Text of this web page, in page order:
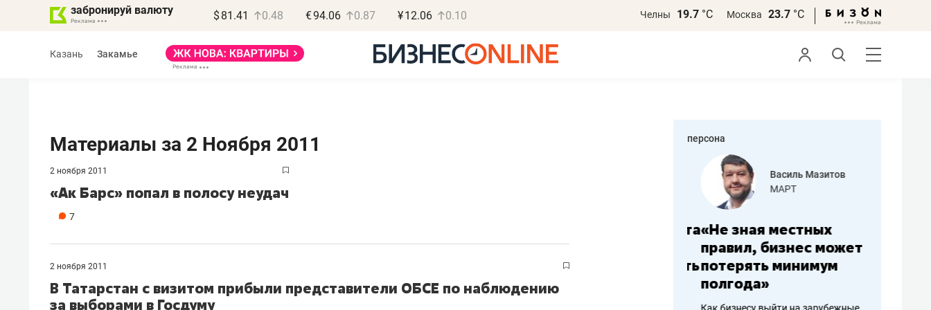
забронируй валюту $ 81.41 0.48 €94.06 0.87 ¥12.06 0.10 Челны 19.7 °С Москва 23.7 °С
Казань Закамье
Материалы за 2 Ноября 2011
2 ноября 2011
«Ак Барс» попал в полосу неудач
7
2 ноября 2011
В Татарстан с визитом прибыли представители ОБСЕ по наблюдению
за выборами в Госдуму
персона
Василь Мазитов
МАРТ
правил, бизнес может
полгода»
не заработать вообще,
репутацию»
помогает отвлечься
от болезни, чувствовать
себя живой»
Василь Мазитов
МАРТ
«Не зная местных
правил, бизнес может
потерять минимум
полгода»